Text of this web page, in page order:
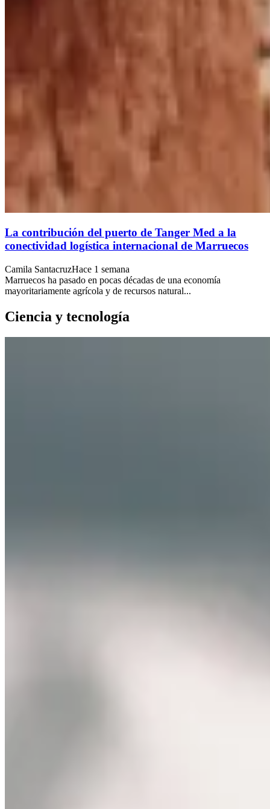
La contribución del puerto de Tanger Med a la
conectividad logística internacional de Marruecos
Camila SantacruzHace 1 semana
Marruecos ha pasado en pocas décadas de una economía
mayoritariamente agrícola y de recursos natural...
Ciencia y tecnología